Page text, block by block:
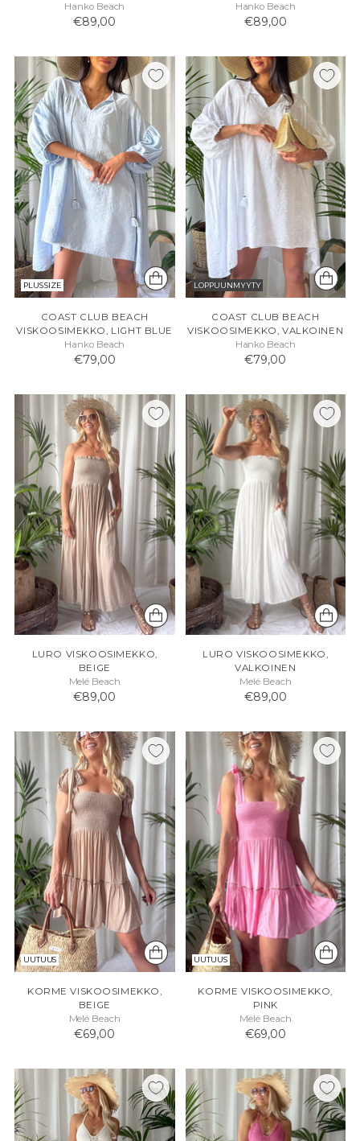
Hanko Beach
€89,00
Hanko Beach
€89,00
PLUS SIZE
COAST CLUB BEACH
VISKOOSIMEKKO, LIGHT BLUE
Hanko Beach
€79,00
LOPPUUNMYYTY
COAST CLUB BEACH
VISKOOSIMEKKO, VALKOINEN
Hanko Beach
€79,00
LURO VISKOOSIMEKKO,
BEIGE
Melé Beach
€89,00
LURO VISKOOSIMEKKO,
VALKOINEN
Melé Beach
€89,00
UUTUUS
KORME VISKOOSIMEKKO,
BEIGE
Melé Beach
€69,00
UUTUUS
KORME VISKOOSIMEKKO,
PINK
Melé Beach
€69,00